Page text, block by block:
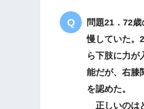
問題21．72
慢していた。
ら下肢に力が
能だが、右膝
を認めた。
正しいのは